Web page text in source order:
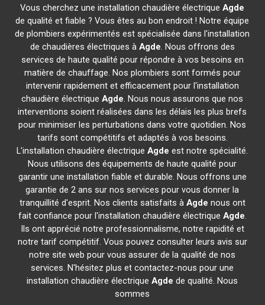
Vous cherchez une installation chaudière électriqueAgde
de qualité et fiable ? Vous êtes au bon endroit ! Notre équipe
de plombiers expérimentés est spécialisée dans l'installation
de chaudières électriques à Agde. Nous offrons des
services de haute qualité pour répondre à vos besoins en
matière de chauffage. Nos plombiers sont formés pour
intervenir rapidement et efficacement pour l'installation
chaudière électriqueAgde. Nous nous assurons que nos
interventions soient réalisées dans les délais les plus brefs
pour minimiser les perturbations dans votre quotidien. Nos
tarifs sont compétitifs et adaptés à vos besoins.
L'installation chaudière électriqueAgde est notre spécialité.
Nous utilisons des équipements de haute qualité pour
garantir une installation fiable et durable. Nous offrons une
garantie de 2 ans sur nos services pour vous donner la
tranquillité d'esprit. Nos clients satisfaits à Agde nous ont
fait confiance pour l'installation chaudière électrique Agde.
Ils ont apprécié notre professionnalisme, notre rapidité et
notre tarif compétitif. Vous pouvez consulter leurs avis sur
notre site web pour vous assurer de la qualité de nos
services. N'hésitez plus et contactez-nous pour une
installation chaudière électriqueAgde de qualité. Nous
sommes